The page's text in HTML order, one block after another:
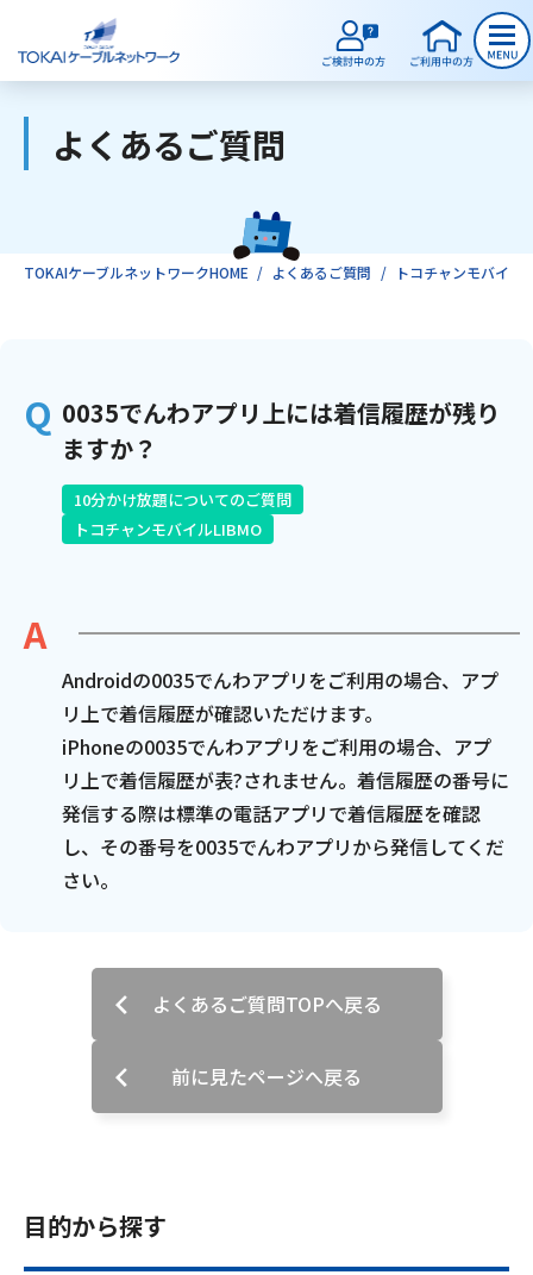
ご検討中のお客様
ご利用中のお客様
インターネット
テレビ
おトクな情報 料金案内
お電話でのお問い合わせ
受付時間：9:30〜18:00 年中無休
よくあるご質問
TOKAIケーブルネットワークHOME よくあるご質問 トコチャンモバイル
目的から探す
0035でんわアプリ上には着信履歴が残り
ますか？
10分かけ放題についてのご質問
トコチャンモバイルLIBMO
Androidの0035でんわアプリをご利用の場合、アプ
リ上で着信履歴が確認いただけます。
iPhoneの0035でんわアプリをご利用の場合、アプ
リ上で着信履歴が表?されません。着信履歴の番号に
発信する際は標準の電話アプリで着信履歴を確認
し、その番号を0035でんわアプリから発信してくだ
さい。
よくあるご質問TOPへ戻る
前に見たページへ戻る